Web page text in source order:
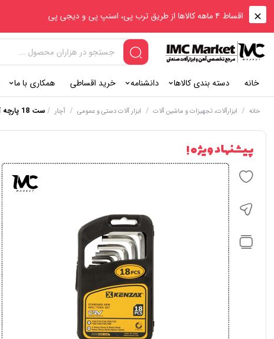
اقساط ۴ ماهه کالاها از طریق ترب پی، اسنپ پی و دیجی پی
خانه دسته بندی کالاها دانشنامه خرید اقساطی همکاری با ما
خانه / ابزارآلات، تجهیزات و ماشین آلات / ابزار آلات دستی و عمومی / آچار /ست 18 پارچه آلن سایز استاندارد کنزاکس KSK-218
پیشنهاد ویژه !